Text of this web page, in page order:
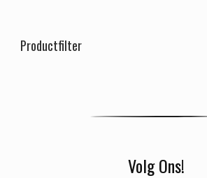
Productfilter
Volg Ons!